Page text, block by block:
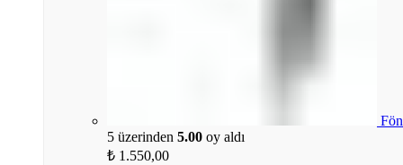
5 üzerinden 5.00 oy aldı
₺ 1.550,00